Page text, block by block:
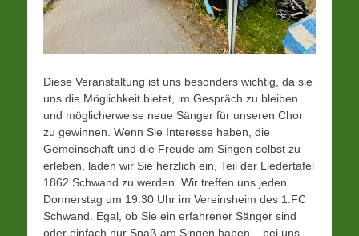
Diese Veranstaltung ist uns besonders wichtig, da sie
uns die Möglichkeit bietet, im Gespräch zu bleiben
und möglicherweise neue Sänger für unseren Chor
zu gewinnen. Wenn Sie Interesse haben, die
Gemeinschaft und die Freude am Singen selbst zu
erleben, laden wir Sie herzlich ein, Teil der Liedertafel
1862 Schwand zu werden. Wir treffen uns jeden
Donnerstag um 19:30 Uhr im Vereinsheim des 1.FC
Schwand. Egal, ob Sie ein erfahrener Sänger sind
oder einfach nur Spaß am Singen haben – bei uns